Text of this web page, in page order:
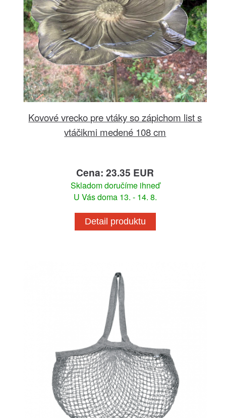
Kovové vrecko pre vtáky so zápichom list s
vtáčikmi medené 108 cm
Cena: 23.35 EUR
Skladom doručíme ihneď
U Vás doma 13. - 14. 8.
Detail produktu